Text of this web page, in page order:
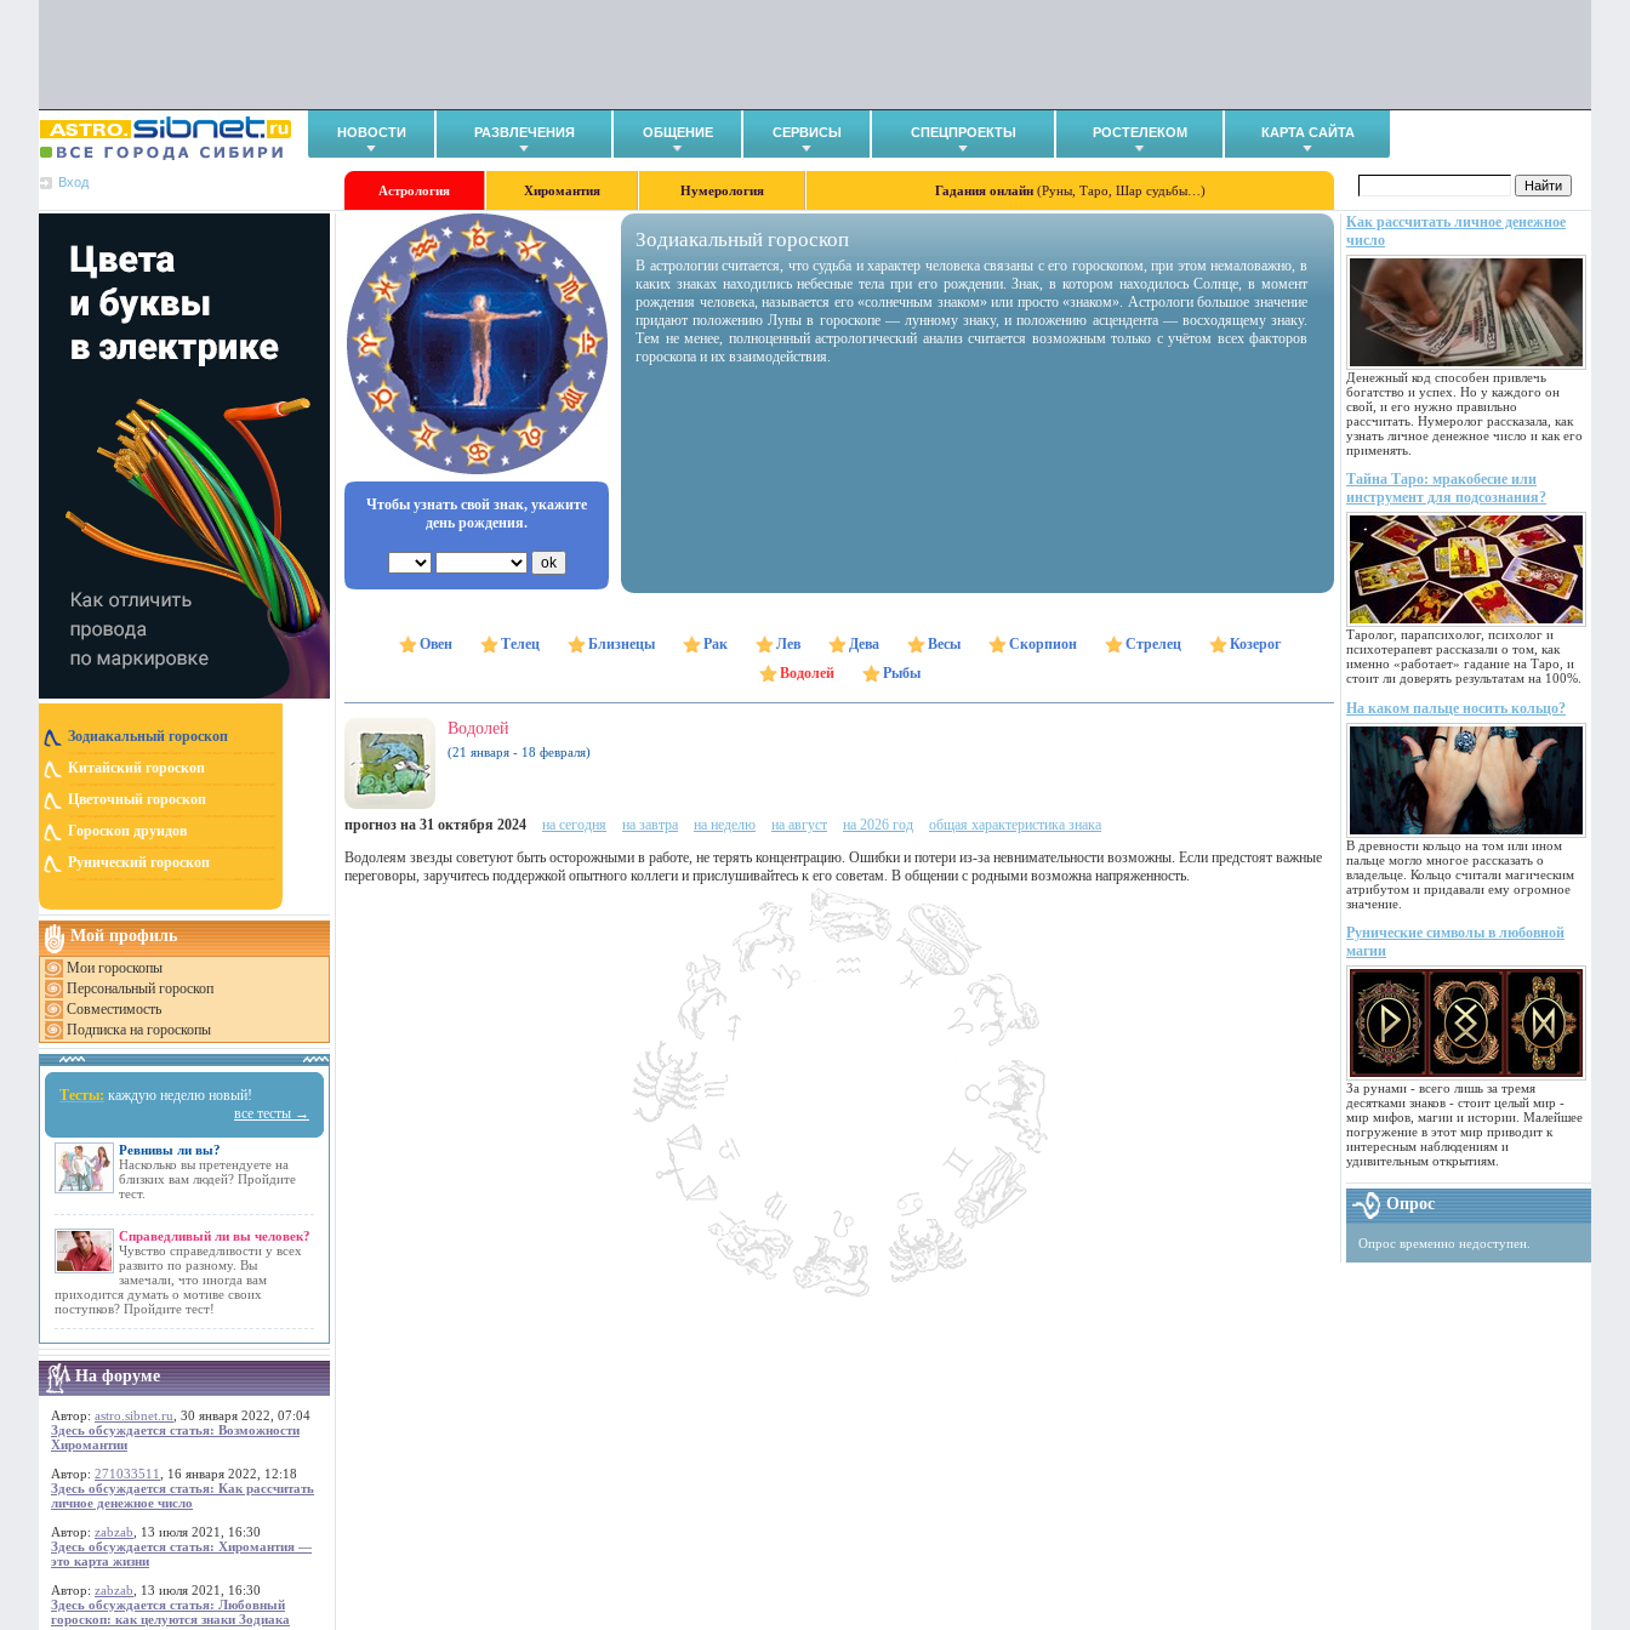
НОВОСТИ РАЗВЛЕЧЕНИЯ ОБЩЕНИЕ СЕРВИСЫ СПЕЦПРОЕКТЫ РОСТЕЛЕКОМ КАРТА САЙТА
Вход
Астрология Хиромантия Нумерология Гадания онлайн (Руны, Таро, Шар судьбы…)
Зодиакальный гороскоп
Китайский гороскоп
Цветочный гороскоп
Гороскоп друидов
Рунический гороскоп
Мой профиль
Мои гороскопы
Персональный гороскоп
Совместимость
Подписка на гороскопы
Тесты: каждую неделю новый!
все тесты →
Ревнивы ли вы?
Насколько вы претендуете на
близких вам людей? Пройдите
тест.
Справедливый ли вы человек?
Чувство справедливости у всех
развито по разному. Вы
замечали, что иногда вам
приходится думать о мотиве своих
поступков? Пройдите тест!
На форуме
Автор: astro.sibnet.ru , 30 января 2022, 07:04
Здесь обсуждается статья: Возможности
Хиромантии
Автор: 271033511
, 16 января 2022, 12:18
Здесь обсуждается статья: Как рассчитать
личное денежное число
Автор: zabzab , 13 июля 2021, 16:30
Здесь обсуждается статья: Хиромантия —
это карта жизни
Автор: zabzab , 13 июля 2021, 16:30
Здесь обсуждается статья: Любовный
гороскоп: как целуются знаки Зодиака
Как рассчитать личное денежное
число
Денежный код способен привлечь
богатство и успех. Но у каждого он
свой, и его нужно правильно
рассчитать. Нумеролог рассказала, как
узнать личное денежное число и как его
применять.
Тайна Таро: мракобесие или
инструмент для подсознания?
Таролог, парапсихолог, психолог и
психотерапевт рассказали о том, как
именно «работает» гадание на Таро, и
стоит ли доверять результатам на 100%.
На каком пальце носить кольцо?
В древности кольцо на том или ином
пальце могло многое рассказать о
владельце. Кольцо считали магическим
атрибутом и придавали ему огромное
значение.
Рунические символы в любовной
магии
За рунами - всего лишь за тремя
десятками знаков - стоит целый мир -
мир мифов, магии и истории. Малейшее
погружение в этот мир приводит к
интересным наблюдениям и
удивительным открытиям.
Опрос
Опрос временно недоступен.
Чтобы узнать свой знак, укажите
день рождения.
Зодиакальный гороскоп
В астрологии считается, что судьба и характер человека связаны с его гороскопом, при этом немаловажно, в
каких знаках находились небесные тела при его рождении. Знак, в котором находилось Солнце, в момент
рождения человека, называется его «солнечным знаком» или просто «знаком». Астрологи большое значение
придают положению Луны в гороскопе — лунному знаку, и положению асцендента — восходящему знаку.
Тем не менее, полноценный астрологический анализ считается возможным только с учётом всех факторов
гороскопа и их взаимодействия.
Овен Телец Близнецы Рак Лев Дева Весы Скорпион Стрелец
Козерог
Водолей
Рыбы
Водолей
(21 января - 18 февраля)
прогноз на 31 октября 2024 на сегодня на завтра на неделю на август на 2026 год
общая характеристика знака
Водолеям звезды советуют быть осторожными в работе, не терять концентрацию. Ошибки и потери из-за невнимательности возможны. Если предстоят важные
переговоры, заручитесь поддержкой опытного коллеги и прислушивайтесь к его советам. В общении с родными возможна напряженность.